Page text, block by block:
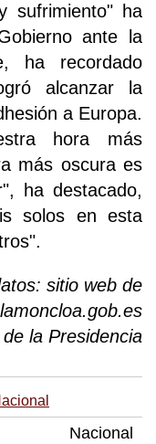
sufrimiento" ha
ante la
ha recordado
alcanzar la
a Europa.
hora más
más oscura es
ha destacado,
solos en esta
sitio web de
lamoncloa.gob.es
la Presidencia
Nacional